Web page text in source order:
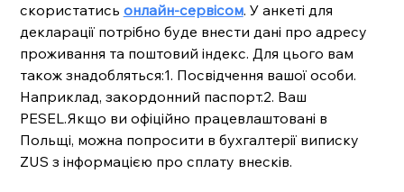
скористатись онлайн-сервісом. У анкеті для
декларації потрібно буде внести дані про адресу
проживання та поштовий індекс. Для цього вам
також знадобляться:1. Посвідчення вашої особи.
Наприклад, закордонний паспорт.2. Ваш
PESEL.Якщо ви офіційно працевлаштовані в
Польщі, можна попросити в бухгалтерії виписку
ZUS з інформацією про сплату внесків.